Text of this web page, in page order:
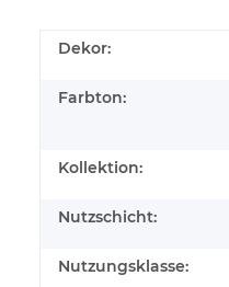
Dekor:
Farbton:
Kollektion:
Nutzschicht:
Nutzungsklasse: